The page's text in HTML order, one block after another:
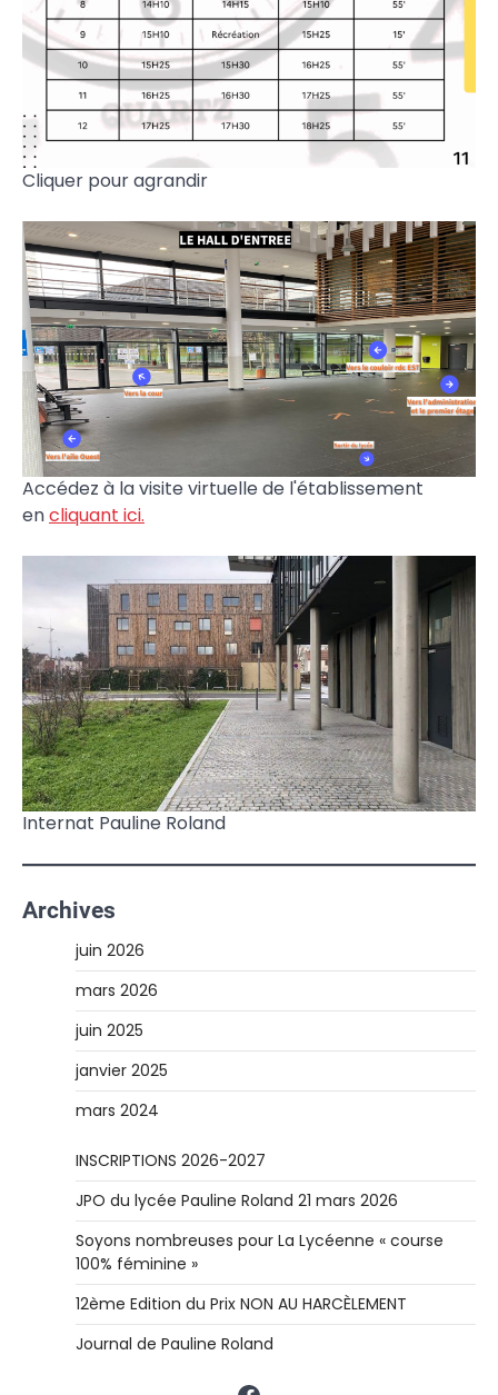
Cliquer pour agrandir
Accédez à la visite virtuelle de l'établissement
encliquant ici.
Internat Pauline Roland
Archives
juin 2026
mars 2026
juin 2025
janvier 2025
mars 2024
INSCRIPTIONS 2026-2027
JPO du lycée Pauline Roland 21 mars 2026
Soyons nombreuses pour La Lycéenne « course
100% féminine »
12ème Edition du Prix NON AU HARCÈLEMENT
Journal de Pauline Roland